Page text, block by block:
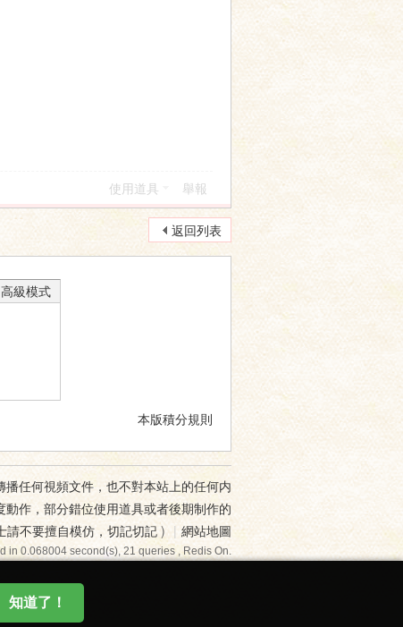
使用道具 舉報
返回列表
高級模式
本版積分規則
知道了！
任何視頻文件，也不對本站上的任何内
作，部分錯位使用道具或者後期制作的
請不要擅自模仿，切記切記 ) | 網站地圖
in 0.068004 second(s), 21 queries , Redis On.